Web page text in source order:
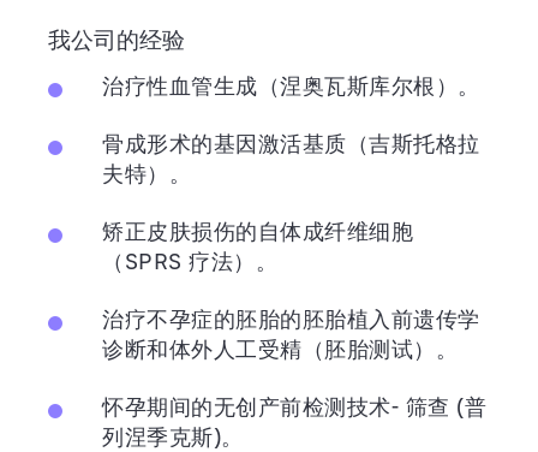
我公司的经验
治疗性血管生成（涅奥瓦斯库尔根）。
骨成形术的基因激活基质（吉斯托格拉
夫特）。
矫正皮肤损伤的自体成纤维细胞
（SPRS 疗法）。
治疗不孕症的胚胎的胚胎植入前遗传学
诊断和体外人工受精（胚胎测试）。
怀孕期间的无创产前检测技术- 筛查 (普
列涅季克斯)。